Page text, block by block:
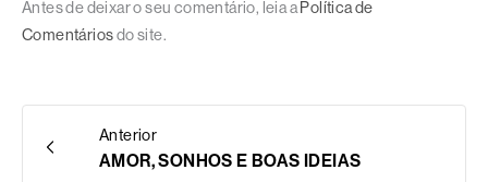
Antes de deixar o seu comentário, leia aPolítica de
Comentáriosdo site.
Anterior
AMOR, SONHOS E BOAS IDEIAS